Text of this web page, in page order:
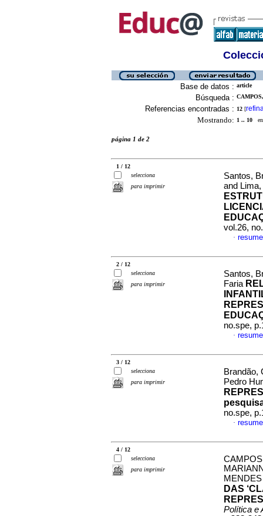
Base de datos : article
Búsqueda :
Referencias encontradas : 12 [
Mostrando: 1 .. 10 en
página 1 de 2
1 / 12
selecciona
para imprimir
Santos,
and
vol.26,
·
2 / 12
selecciona
para imprimir
Santos,
Faria
no.spe,
·
3 / 12
selecciona
para imprimir
Brandão,
Pedro
no.spe,
·
4 / 12
selecciona
para imprimir
DAS
Política e